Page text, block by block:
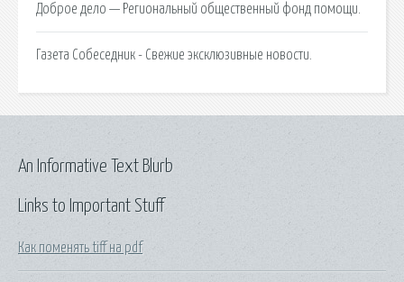
Доброе дело — Региональный общественный фонд помощи.
Газета Собеседник - Свежие эксклюзивные новости.
Links to Important Stuff
Как поменять tiff на pdf
An Informative Text Blurb